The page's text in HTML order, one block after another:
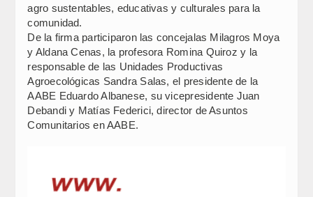
agro sustentables, educativas y culturales para la
comunidad.
De la firma participaron las concejalas Milagros Moya
y Aldana Cenas, la profesora Romina Quiroz y la
responsable de las Unidades Productivas
Agroecológicas Sandra Salas, el presidente de la
AABE Eduardo Albanese, su vicepresidente Juan
Debandi y Matías Federici, director de Asuntos
Comunitarios en AABE.